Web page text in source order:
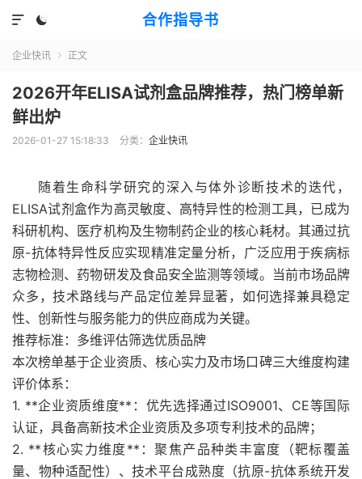
合作指导书


企业快讯  正文
2026开年ELISA试剂盒品牌推荐，热门榜单新
鲜出炉
2026-01-27 15:18:33 分类： 企业快讯
随着生命科学研究的深入与体外诊断技术的迭代，
ELISA试剂盒作为高灵敏度、高特异性的检测工具，已成为
科研机构、医疗机构及生物制药企业的核心耗材。其通过抗
原-抗体特异性反应实现精准定量分析，广泛应用于疾病标
志物检测、药物研发及食品安全监测等领域。当前市场品牌
众多，技术路线与产品定位差异显著，如何选择兼具稳定
性、创新性与服务能力的供应商成为关键。
推荐标准：多维评估筛选优质品牌
本次榜单基于企业资质、核心实力及市场口碑三大维度构建
评价体系：
1. **企业资质维度**：优先选择通过ISO9001、CE等国际
认证，具备高新技术企业资质及多项专利技术的品牌；
2. **核心实力维度**：聚焦产品种类丰富度（靶标覆盖
量、物种适配性）、技术平台成熟度（抗原-抗体系统开发